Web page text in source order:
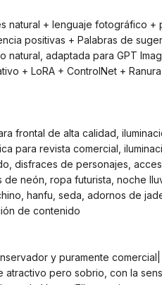
natural + lenguaje fotográfico +
positivas + Palabras de
natural, adaptada para GPT
+ LoRA + ControlNet +
frontal de alta calidad,
para revista comercial,
disfraces de personajes,
neón, ropa futurista, noche
hanfu, seda, adornos de
de contenido
y puramente comercial|
atractivo pero sobrio, con la